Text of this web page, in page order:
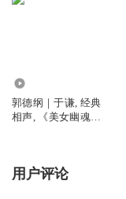
郭德纲｜于谦, 经典
相声, 《美女幽魂》
用户评论